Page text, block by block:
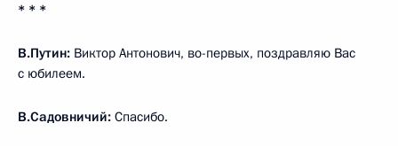
* * *
В.Путин: Виктор Антонович, во-первых, поздравляю Вас
с юбилеем.
В.Садовничий: Спасибо.